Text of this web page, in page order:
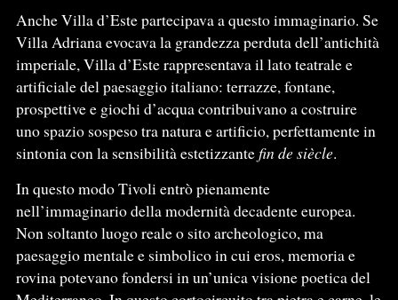
Anche Villa d’Este partecipava a questo immaginario. Se
Villa Adriana evocava la grandezza perduta dell’antichità
imperiale, Villa d’Este rappresentava il lato teatrale e
artificiale del paesaggio italiano: terrazze, fontane,
prospettive e giochi d’acqua contribuivano a costruire
uno spazio sospeso tra natura e artificio, perfettamente in
sintonia con la sensibilità estetizzante fin de siècle.
In questo modo Tivoli entrò pienamente
nell’immaginario della modernità decadente europea.
Non soltanto luogo reale o sito archeologico, ma
paesaggio mentale e simbolico in cui eros, memoria e
rovina potevano fondersi in un’unica visione poetica del